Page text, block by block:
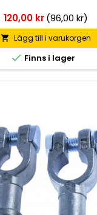
Pris
120,00 kr (96,00 kr)
 Lägg till i varukorgen
 Finns i lager